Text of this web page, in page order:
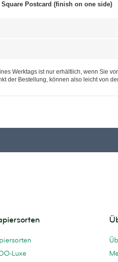
Postcard (finish on one side)
Werktags ist nur erhältlich, wenn Sie
der Bestellung, können also leicht von
Luxe